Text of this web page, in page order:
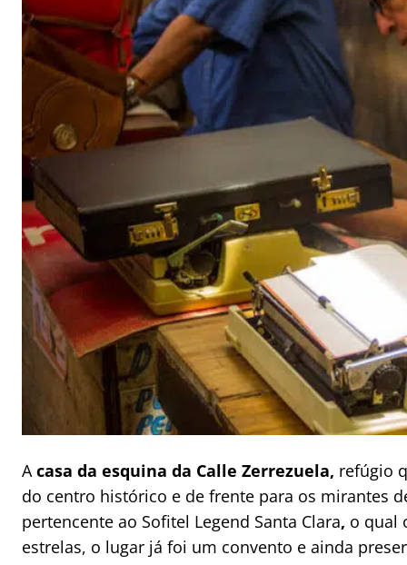
Acasa da esquina da Calle Zerrezuela, refúgio
do centro histórico e de frente para os mirantes
pertencente ao Sofitel Legend Santa Clara, o qual
estrelas, o lugar já foi um convento e ainda